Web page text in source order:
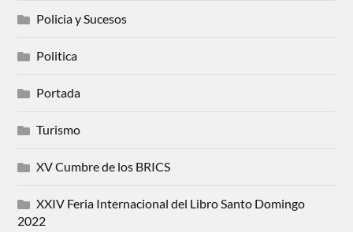
Policia y Sucesos
Politica
Portada
Turismo
XV Cumbre de los BRICS
XXIV Feria Internacional del Libro Santo Domingo
2022